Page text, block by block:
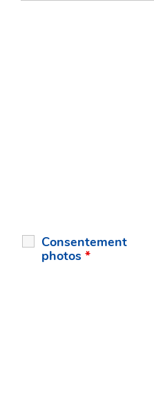
Consentement
photos *